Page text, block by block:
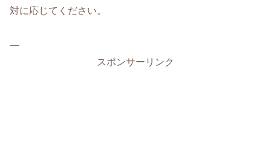
対に応じてください。
—
スポンサーリンク